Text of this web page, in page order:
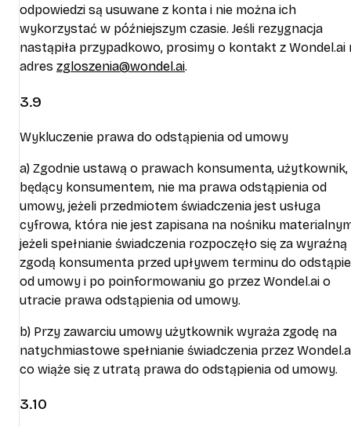
odpowiedzi są usuwane z konta i nie można ich
wykorzystać w późniejszym czasie. Jeśli rezygnacja
nastąpiła przypadkowo, prosimy o kontakt z Wondel.ai
adres zgloszenia@wondel.ai.
3.9
Wykluczenie prawa do odstąpienia od umowy
a) Zgodnie ustawą o prawach konsumenta, użytkownik,
będący konsumentem, nie ma prawa odstąpienia od
umowy, jeżeli przedmiotem świadczenia jest usługa
cyfrowa, która nie jest zapisana na nośniku
jeżeli spełnianie świadczenia rozpoczęło się za wyraźną
zgodą konsumenta przed upływem terminu do
od umowy i po poinformowaniu go przez Wondel.ai o
utracie prawa odstąpienia od umowy.
b) Przy zawarciu umowy użytkownik wyraża zgodę na
natychmiastowe spełnianie świadczenia przez
co wiąże się z utratą prawa do odstąpienia od umowy.
3.10